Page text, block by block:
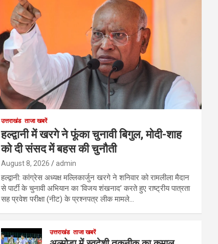
उत्तराखंड ताजा खबरें
हल्द्वानी में खरगे ने फूंका चुनावी बिगुल, मोदी-शाह
को दी संसद में बहस की चुनौती
August 8, 2026 admin
हल्द्वानी: कांग्रेस अध्यक्ष मल्लिकार्जुन खरगे ने शनिवार को रामलीला मैदान
से पार्टी के चुनावी अभियान का ‘विजय शंखनाद’ करते हुए राष्ट्रीय पात्रता
सह प्रवेश परीक्षा (नीट) के प्रश्नपत्र लीक मामले…
उत्तराखंड ताजा खबरें